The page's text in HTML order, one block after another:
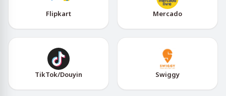
Flipkart Mercado
TikTok/Douyin Swiggy